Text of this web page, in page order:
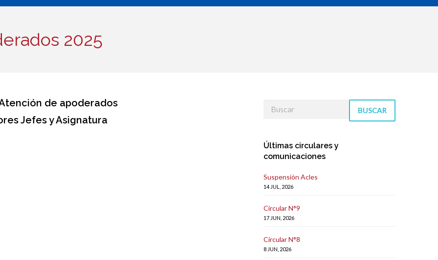
2025
de apoderados
Jefes y Asignatura
BUSCAR
Últimas circulares y
comunicaciones
Suspensión Acles
14 JUL, 2026
Circular N°9
17 JUN, 2026
Circular N°8
8 JUN, 2026